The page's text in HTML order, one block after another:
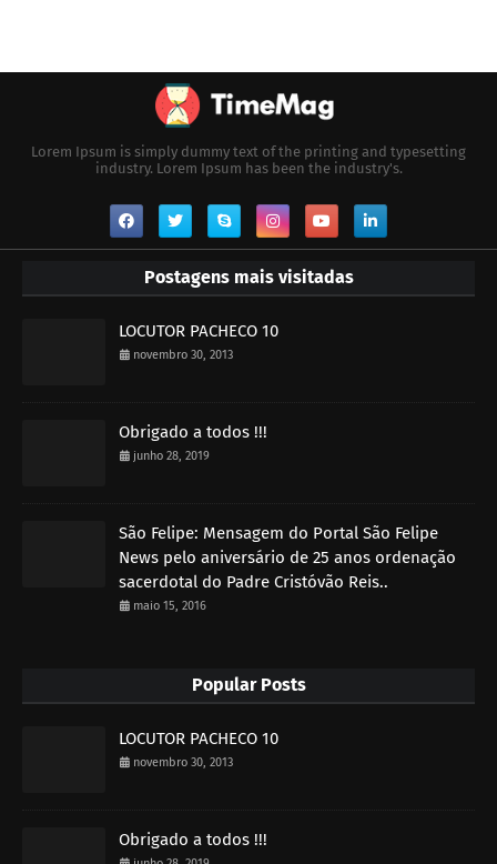
Lorem Ipsum is simply dummy text of the printing and typesetting
industry. Lorem Ipsum has been the industry's.
Postagens mais visitadas
LOCUTOR PACHECO 10
novembro 30, 2013
Obrigado a todos !!!
junho 28, 2019
São Felipe: Mensagem do Portal São Felipe
News pelo aniversário de 25 anos ordenação
sacerdotal do Padre Cristóvão Reis..
maio 15, 2016
Popular Posts
LOCUTOR PACHECO 10
novembro 30, 2013
Obrigado a todos !!!